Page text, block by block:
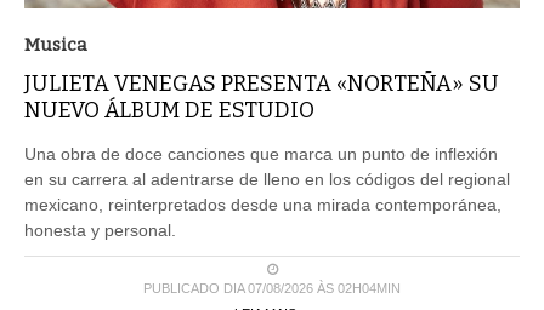
Musica
JULIETA VENEGAS PRESENTA «NORTEÑA» SU
NUEVO ÁLBUM DE ESTUDIO
Una obra de doce canciones que marca un punto de inflexión
en su carrera al adentrarse de lleno en los códigos del regional
mexicano, reinterpretados desde una mirada contemporánea,
honesta y personal.
PUBLICADO DIA 07/08/2026 ÀS 02H04MIN